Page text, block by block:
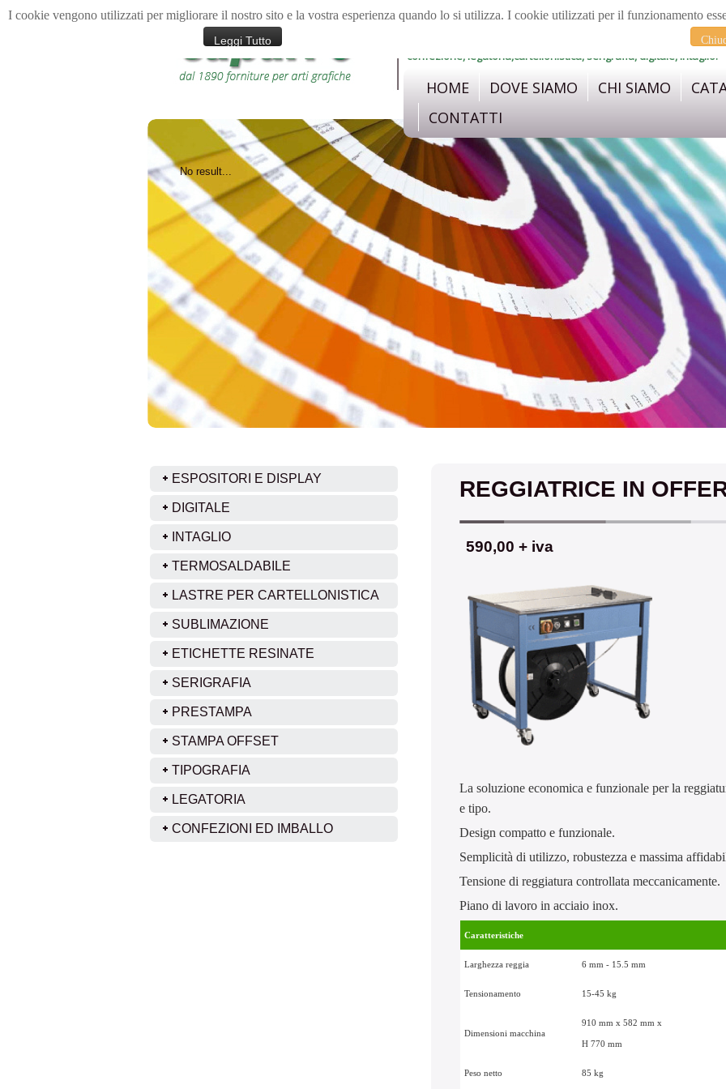
I cookie vengono utilizzati per migliorare il nostro sito e la vostra esperienza quando lo si utilizza. I cookie utilizzati per il funzionamento
Leggi Tutto
confezione, legatoria,cartellonistica, serigrafia, digitale, intaglio.
HOME DOVE SIAMO CHI SIAMO
CONTATTI
No result...
ESPOSITORI E DISPLAY
DIGITALE
INTAGLIO
TERMOSALDABILE
LASTRE PER CARTELLONISTICA
SUBLIMAZIONE
ETICHETTE RESINATE
SERIGRAFIA
PRESTAMPA
STAMPA OFFSET
TIPOGRAFIA
LEGATORIA
CONFEZIONI ED IMBALLO
REGGIATRICE IN
590,00 + iva
La soluzione economica e funzionale per la
e tipo.
Design compatto e funzionale.
Semplicità di utilizzo, robustezza e massima
Tensione di reggiatura controllata meccanicamente.
Piano di lavoro in acciaio inox.
Caratteristiche
Larghezza reggia 6 mm - 15.5 mm
Tensionamento 15-45 kg
Dimensioni macchina
910 mm x 582 mm x
H 770 mm
Peso netto 85 kg